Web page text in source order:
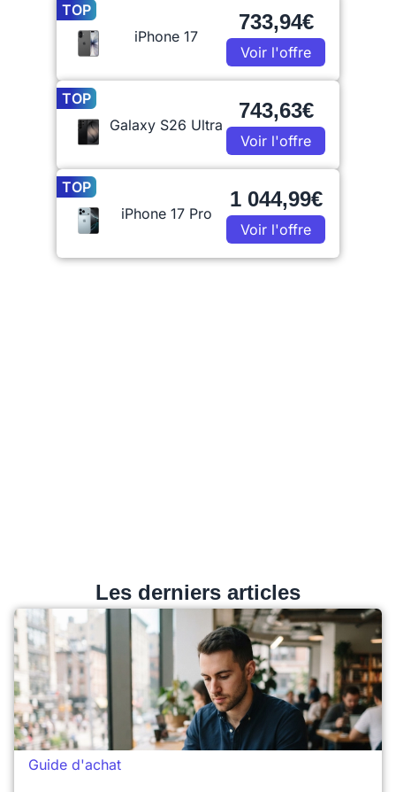
TOP
iPhone 17
733,94€
Voir l'offre
TOP
Galaxy S26 Ultra
743,63€
Voir l'offre
TOP
iPhone 17 Pro
1 044,99€
Voir l'offre
Les derniers articles
Guide d'achat